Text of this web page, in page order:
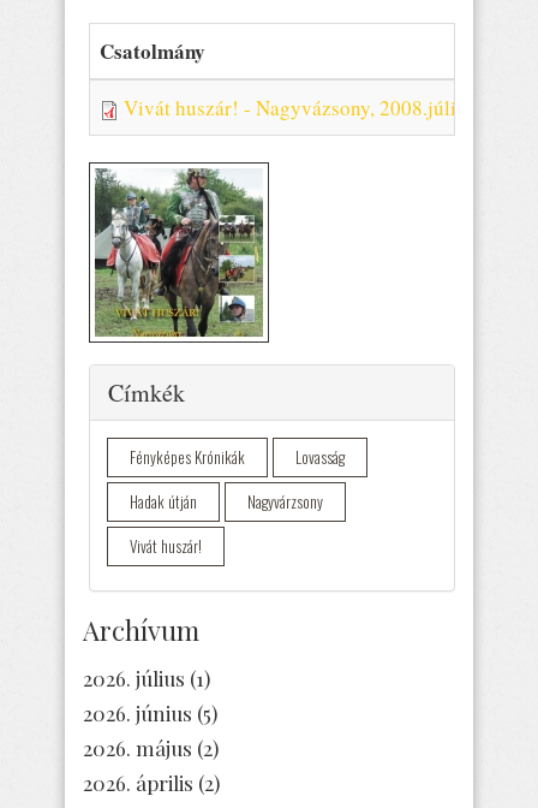
Csatolmány
Vivát huszár! - Nagyvázsony, 2008.július 25-27.
Elrejtés
Címkék
Fényképes Krónikák
Lovasság
Hadak útján
Nagyvárzsony
Vivát huszár!
Archívum
2026. július (1)
2026. június (5)
2026. május (2)
2026. április (2)